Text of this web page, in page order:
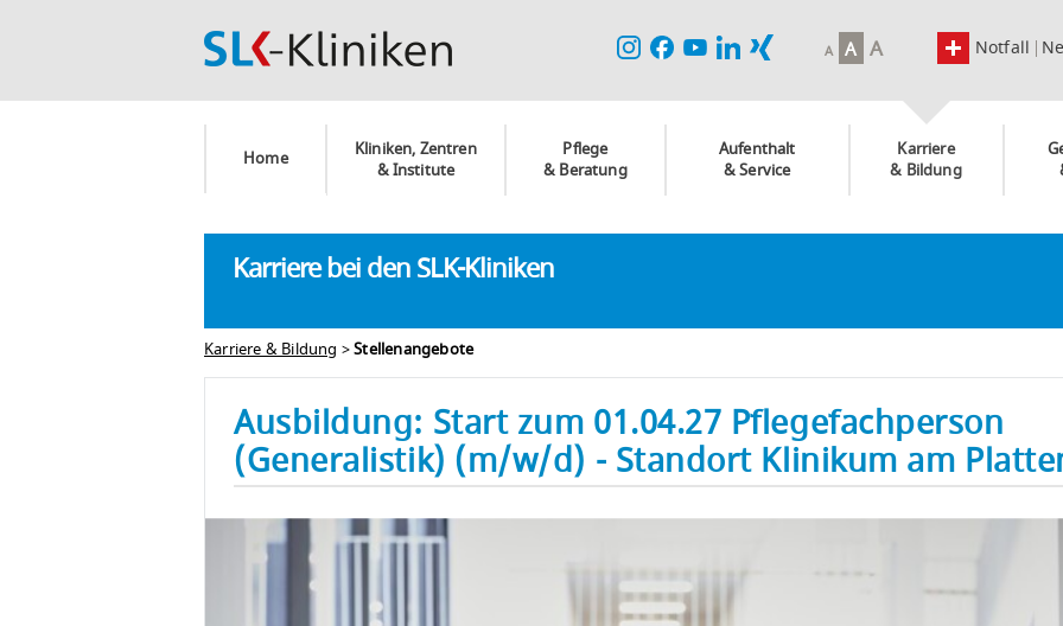
Notfall
A A A
Home
Kliniken, Zentren
& Institute
Pflege
& Beratung
Aufenthalt
& Service
Karriere
& Bildung
Karriere bei den SLK-Kliniken
Karriere & Bildung >Stellenangebote
Ausbildung: Start zum 01.04.27 Pflegefachperson
(Generalistik) (m/w/d) - Standort Klinikum am